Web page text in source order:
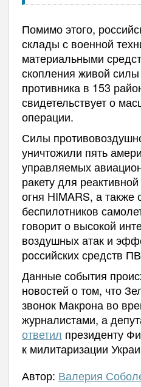
Помимо этого,
склады с военной
материальными
скопления живой силы
противника в 153
свидетельствует о
операции.
Силы
уничтожили пять
управляемых
ракету для
огня HIMARS, а также
беспилотников
говорит о высокой
воздушных атак и
российских средств
Данные события
новостей о том, что
звонок Макрона во
журналистами, а
ответил президенту
к милитаризации
Автор: Валерия